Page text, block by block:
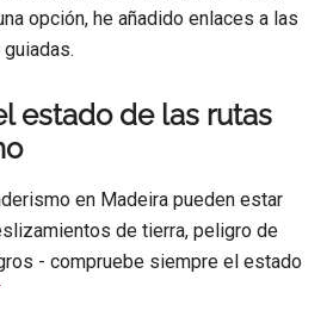
opción, he añadido enlaces a las
estado de las rutas
en Madeira pueden estar
de tierra, peligro de
- compruebe siempre el estado